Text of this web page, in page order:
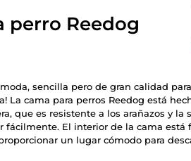
perro Reedog
sencilla pero de gran calidad
La cama para perros Reedog está
que es resistente a los arañazos y la
fácilmente. El interior de la cama está
un lugar cómodo para